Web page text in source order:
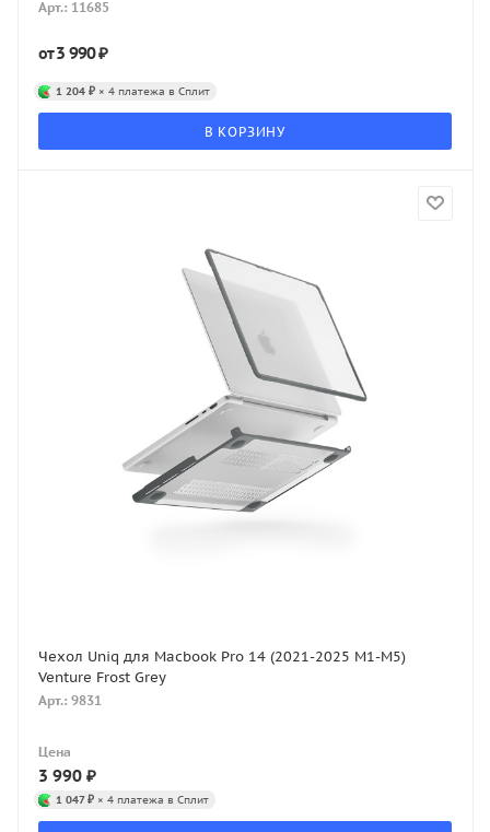
Арт.: 11685
от3 990 ₽
1 204 ₽ × 4 платежа в Сплит
В КОРЗИНУ
Чехол Uniq для Macbook Pro 14 (2021-2025 M1-M5)
Venture Frost Grey
Арт.: 9831
Цена
3 990 ₽
1 047 ₽ × 4 платежа в Сплит